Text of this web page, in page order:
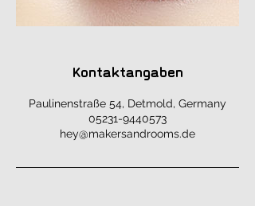
Kontaktangaben
Paulinenstraße 54, Detmold, Germany
05231-9440573
hey@makersandrooms.de